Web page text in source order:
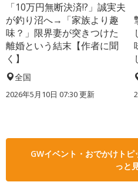
「10万円無断決済!?」誠実夫
が釣り沼へ→「家族より趣
味？」限界妻が突きつけた
離婚という結末【作者に聞
く】
全国
2026年5月10日 07:30 更新
GWイベント・おでかけト
っと